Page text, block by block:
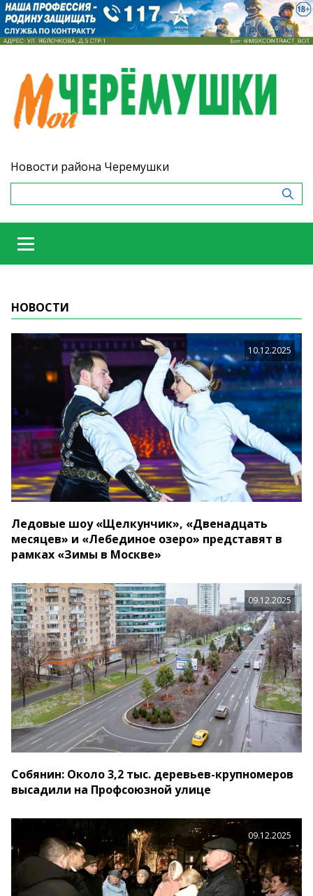
Новости района Черемушки
НОВОСТИ
10.12.2025
Ледовые шоу «Щелкунчик», «Двенадцать
месяцев» и «Лебединое озеро» представят в
рамках «Зимы в Москве»
09.12.2025
Собянин: Около 3,2 тыс. деревьев-крупномеров
высадили на Профсоюзной улице
09.12.2025